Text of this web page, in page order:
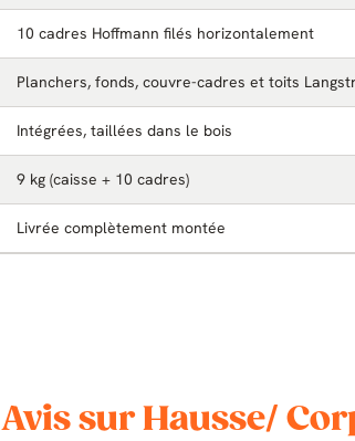
10 cadres Hoffmann filés horizontalement
Planchers, fonds, couvre-cadres et toits
Intégrées, taillées dans le bois
9 kg (caisse + 10 cadres)
Livrée complètement montée
Avis sur Hausse/